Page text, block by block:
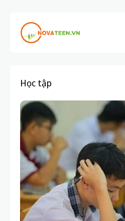
Học tập